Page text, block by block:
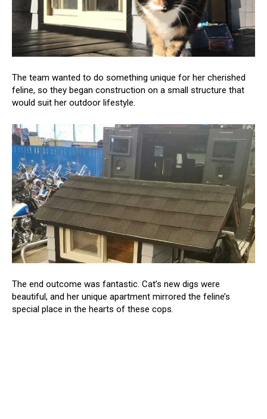
The team wanted to do something unique for her cherished
feline, so they began construction on a small structure that
would suit her outdoor lifestyle.
The end outcome was fantastic. Cat’s new digs were
beautiful, and her unique apartment mirrored the feline’s
special place in the hearts of these cops.